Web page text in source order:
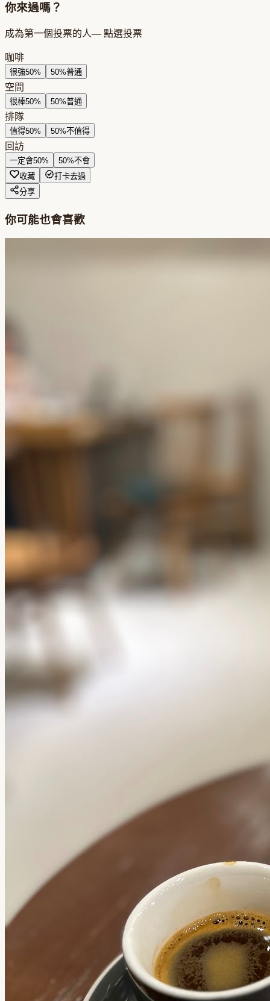
你來過嗎？
成為第一個投票的人— 點選投票
咖啡
很強50% 50%普通
空間
很棒50% 50%普通
排隊
值得50% 50%不值得
回訪
一定會50% 50%不會
收藏
打卡去過
分享
你可能也會喜歡